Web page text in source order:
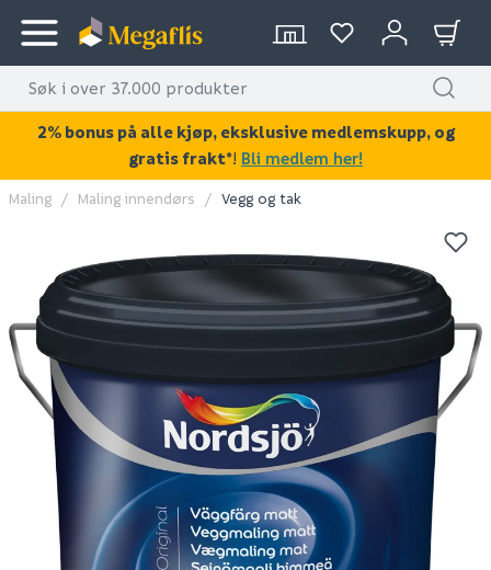
KAN DISSE VÆRE AV INTERESSE?
Nordsjø original tak-
og veggmaling helmatt
bw 2.5l
Nordsjø original vegg
matt 7 bw 10l
Maling Maling innendørs Vegg og tak
2% bonus på alle kjøp, eksklusive medlemskupp, og
gratis frakt*! Bli medlem her!